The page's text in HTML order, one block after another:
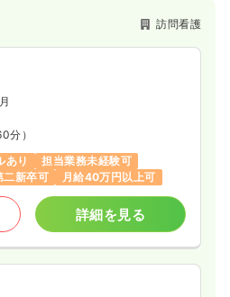
訪問看護
分）
あり
担当業務未経験可
二新卒可 月給40万円以上可
詳細を見る